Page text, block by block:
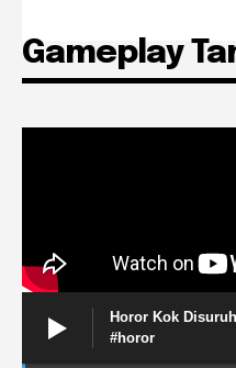
Gameplay
Horor Kok
#horor